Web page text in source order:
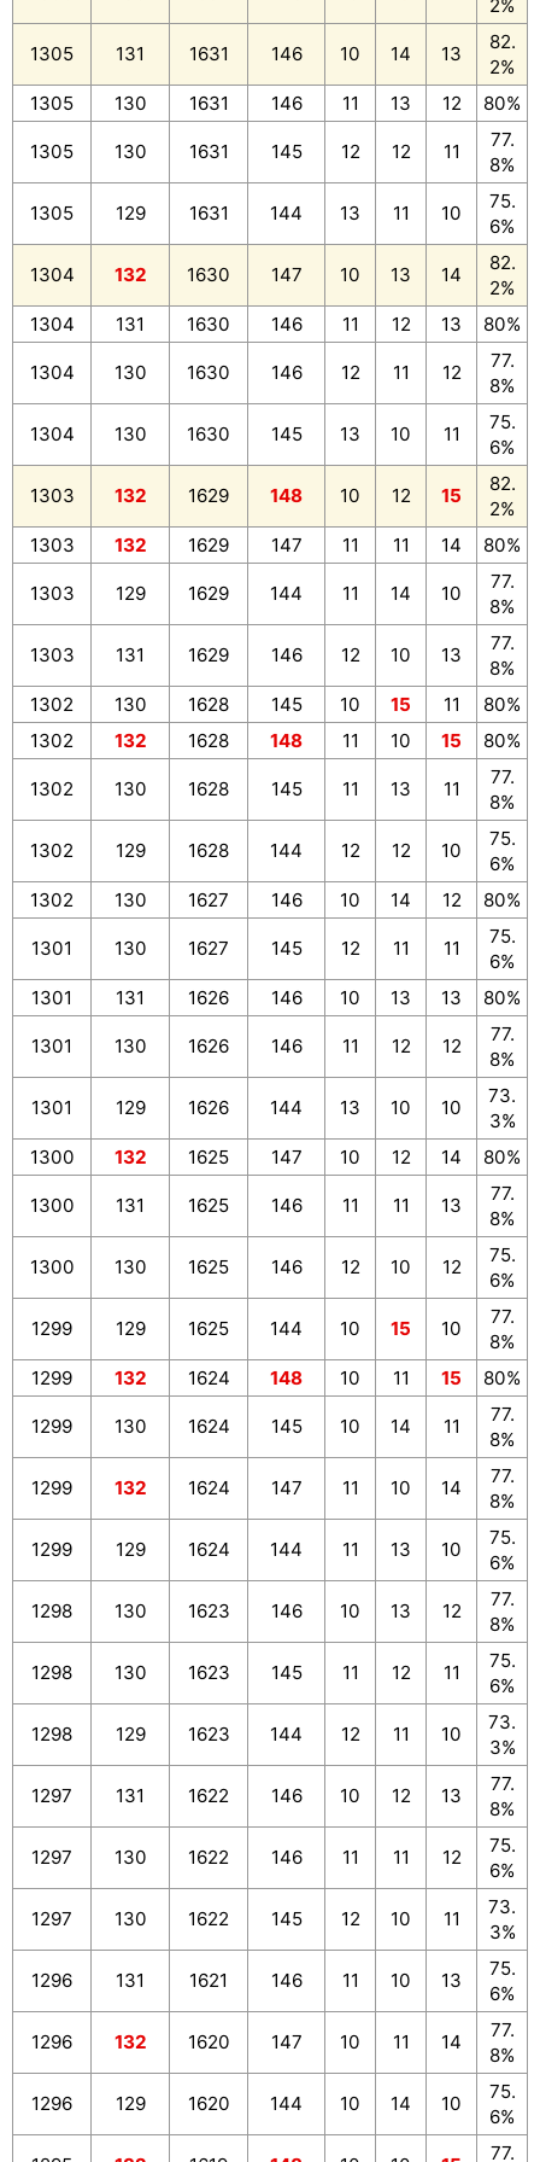
2%
1305 131 1631 146 10 14 13
82.
2%
1305
130 1631 146 11 13 12 80%
1305 130 1631 145 12 12 11
77.
8%
1305 129 1631 144 13 11 10
75.
6%
1304 132 1630 147 10 13 14
82.
2%
1304
131 1630 146 11 12 13 80%
1304 130 1630 146 12 11 12
77.
8%
1304 130 1630 145 13 10 11
75.
6%
1303 132 1629 148 10 12 15
82.
2%
1303
132 1629 147 11 11 14 80%
1303 129 1629 144 11 14 10
77.
8%
1303 131 1629 146 12 10 13
77.
8%
1302
130 1628 145 10 15 11
80%
1302
132 1628 148 11 10 15 80%
1302 130 1628 145 11 13 11
77.
8%
1302 129 1628 144 12 12 10
75.
6%
1302
130 1627 146 10 14 12 80%
1301 130 1627 145 12 11 11
75.
6%
1301
131 1626 146 10 13 13 80%
1301 130 1626 146 11 12 12
77.
8%
1301 129 1626 144 13 10 10
73.
3%
1300
132 1625 147 10 12 14 80%
1300 131 1625 146 11 11 13
77.
8%
1300 130 1625 146 12 10 12
75.
6%
1299 129 1625 144 10 15 10
77.
8%
1299
132 1624 148 10 11 15 80%
1299 130 1624 145 10 14 11
77.
8%
1299 132 1624 147 11 10 14
77.
8%
1299 129 1624 144 11 13 10
75.
6%
1298 130 1623 146 10 13 12
77.
8%
1298 130 1623 145 11 12 11
75.
6%
1298 129 1623 144 12 11 10
73.
3%
1297 131 1622 146 10 12 13
77.
8%
1297 130 1622 146 11 11 12
75.
6%
1297 130 1622 145 12 10 11
73.
3%
1296 131 1621 146 11 10 13
75.
6%
1296 132 1620 147 10 11 14
77.
8%
1296 129 1620 144 10 14 10
75.
6%
77.